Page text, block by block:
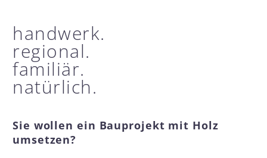
handwerk.
regional.
familiär.
natürlich.
Sie wollen ein Bauprojekt mit Holz
umsetzen?